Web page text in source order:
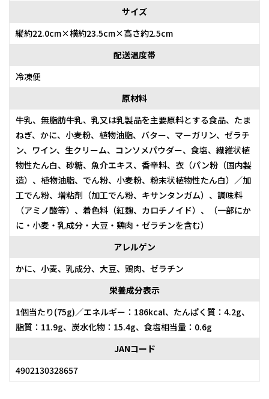
サイズ
縦約22.0cm×横約23.5cm×高さ約2.5cm
配送温度帯
冷凍便
原材料
牛乳、無脂肪牛乳、乳又は乳製品を主要原料とする食品、たま
ねぎ、かに、小麦粉、植物油脂、バター、マーガリン、ゼラチ
ン、ワイン、生クリーム、コンソメパウダー、食塩、繊維状植
物性たん白、砂糖、魚介エキス、香辛料、衣（パン粉（国内製
造）、植物油脂、でん粉、小麦粉、粉末状植物性たん白）／加
工でん粉、増粘剤（加工でん粉、キサンタンガム）、調味料
（アミノ酸等）、着色料（紅麹、カロチノイド）、（一部にか
に・小麦・乳成分・大豆・鶏肉・ゼラチンを含む）
アレルゲン
かに、小麦、乳成分、大豆、鶏肉、ゼラチン
栄養成分表示
1個当たり(75g)／エネルギー：186kcal、たんぱく質：4.2g、
脂質：11.9g、炭水化物：15.4g、食塩相当量：0.6g
JANコード
4902130328657